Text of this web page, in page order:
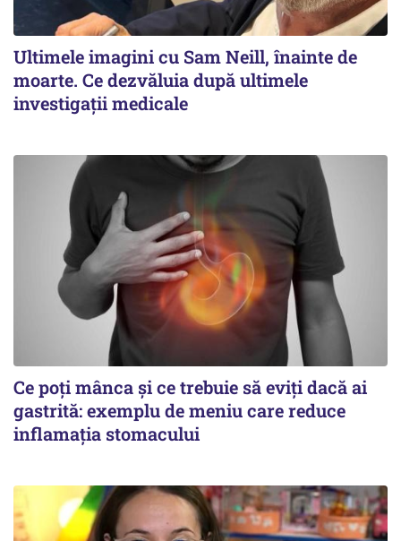
Ultimele imagini cu Sam Neill, înainte de
moarte. Ce dezvăluia după ultimele
investigații medicale
Ce poți mânca și ce trebuie să eviți dacă ai
gastrită: exemplu de meniu care reduce
inflamația stomacului